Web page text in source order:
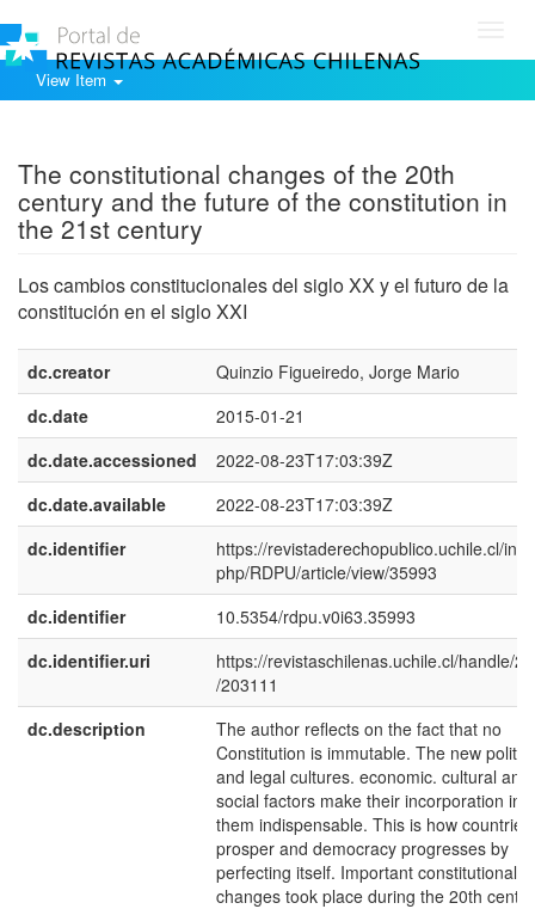
View Item
The constitutional changes of the 20th
century and the future of the constitution in
the 21st century
Los cambios constitucionales del siglo XX y el futuro de la
constitución en el siglo XXI
dc.creator
Quinzio Figueiredo, Jorge Mario
dc.date
2015-01-21
dc.date.accessioned
2022-08-23T17:03:39Z
dc.date.available
2022-08-23T17:03:39Z
dc.identifier
https://revistaderechopublico.uchile.cl/
php/RDPU/article/view/35993
dc.identifier
10.5354/rdpu.v0i63.35993
dc.identifier.uri
https://revistaschilenas.uchile.cl/handle/
/203111
dc.description
The author reflects on the fact that no
Constitution is immutable. The new
and legal cultures. economic. cultural and
social factors make their incorporation into
them indispensable. This is how countries
prosper and democracy progresses by
perfecting itself. Important constitutional
changes took place during the 20th